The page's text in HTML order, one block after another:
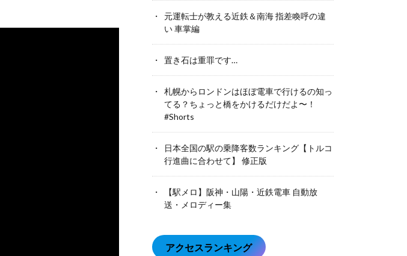
元運転士が教える近鉄＆南海 指差喚呼の違
い 車掌編
置き石は重罪です…
札幌からロンドンはほぼ電車で行けるの知っ
てる？ちょっと橋をかけるだけだよ〜！
#Shorts
日本全国の駅の乗降客数ランキング【トルコ
行進曲に合わせて】 修正版
【駅メロ】阪神・山陽・近鉄電車 自動放
送・メロディー集
アクセスランキング